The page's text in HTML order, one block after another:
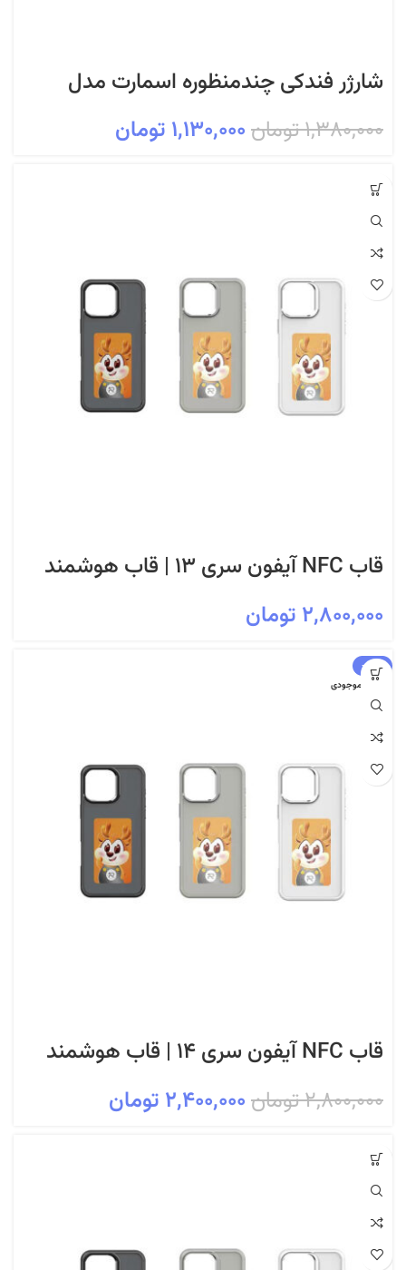
شارژر فندکی چندمنظوره اسمارت مدل
SC1 | شارژر فندکی 60W با کابل‌های
داخلی Type-C و Lightning
۱,۳۸۰,۰۰۰تومان۱,۱۳۰,۰۰۰ تومان
قاب NFC آیفون سری ۱۳ | قاب هوشمند
قابل تغییر عکس با فناوری NFC
۲,۸۰۰,۰۰۰ تومان
-14%
اتمام موجودی
قاب NFC آیفون سری ۱۴ | قاب هوشمند
مقاوم
۲,۸۰۰,۰۰۰تومان۲,۴۰۰,۰۰۰ تومان